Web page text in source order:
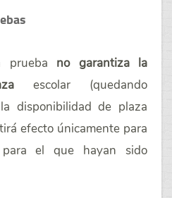
prueba
no garantiza la
escolar (quedando
disponibilidad de plaza
efecto únicamente para
el que hayan sido